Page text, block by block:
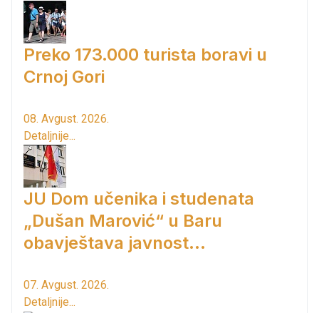
Preko 173.000 turista boravi u
Crnoj Gori
08. Avgust. 2026.
Detaljnije...
JU Dom učenika i studenata
„Dušan Marović“ u Baru
obavještava javnost...
07. Avgust. 2026.
Detaljnije...